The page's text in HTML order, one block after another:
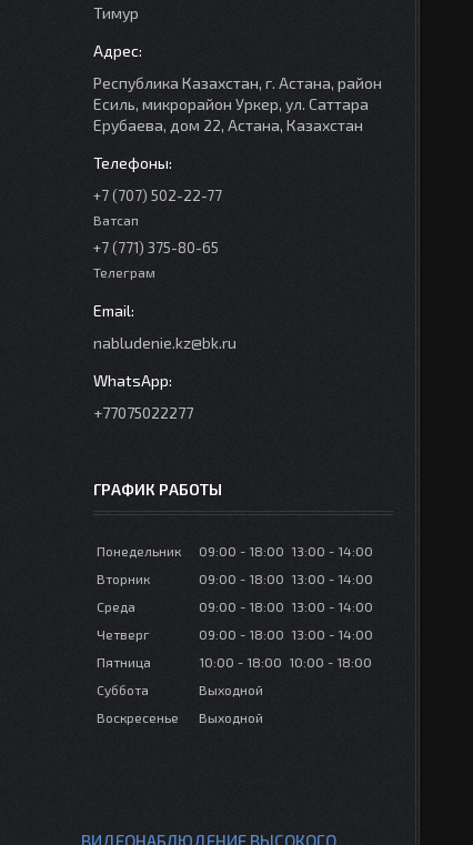
Тимур
Республика Казахстан, г. Астана, район
Есиль, микрорайон Уркер, ул. Саттара
Ерубаева, дом 22, Астана, Казахстан
+7 (707) 502-22-77
Ватсап
+7 (771) 375-80-65
Телеграм
nabludenie.kz@bk.ru
+77075022277
ГРАФИК РАБОТЫ
Понедельник 09:00 18:00 13:00
14:00
Вторник
09:00 18:00 13:00
14:00
Среда
09:00 18:00 13:00
14:00
Четверг
09:00 18:00 13:00
14:00
Пятница
10:00 18:00 10:00
18:00
Суббота
Выходной
Воскресенье
Выходной
ВИДЕОНАБЛЮДЕНИЕ ВЫСОКОГО